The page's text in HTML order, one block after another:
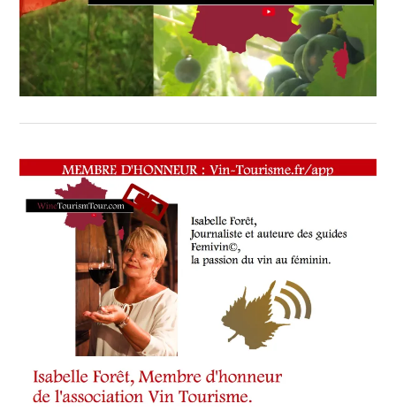
FRANÇAISE,
LUBERON
MUSCAT
BEAUMES
VENISE,
VALLÉE
DU
RHÔNE.,
VENTOUX,
TOURISME.COM,
VITICULTURE
VOUS
NOUS,
ŒNOTOURISME